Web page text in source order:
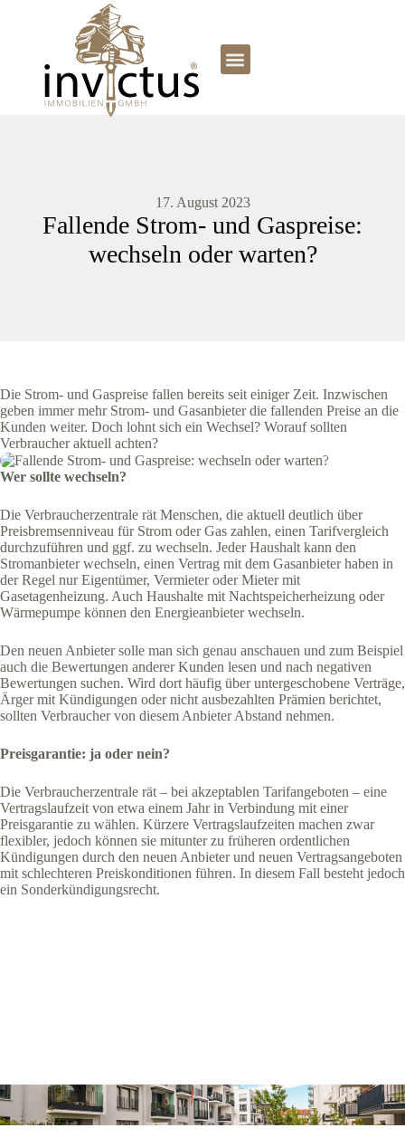
17. August 2023
Fallende Strom- und Gaspreise:
wechseln oder warten?
Die Strom- und Gaspreise fallen bereits seit einiger Zeit. Inzwischen
geben immer mehr Strom- und Gasanbieter die fallenden Preise an die
Kunden weiter. Doch lohnt sich ein Wechsel? Worauf sollten
Verbraucher aktuell achten?
Wer sollte wechseln?
Die Verbraucherzentrale rät Menschen, die aktuell deutlich über
Preisbremsenniveau für Strom oder Gas zahlen, einen Tarifvergleich
durchzuführen und ggf. zu wechseln. Jeder Haushalt kann den
Stromanbieter wechseln, einen Vertrag mit dem Gasanbieter haben in
der Regel nur Eigentümer, Vermieter oder Mieter mit
Gasetagenheizung. Auch Haushalte mit Nachtspeicherheizung oder
Wärmepumpe können den Energieanbieter wechseln.
Den neuen Anbieter solle man sich genau anschauen und zum Beispiel
auch die Bewertungen anderer Kunden lesen und nach negativen
Bewertungen suchen. Wird dort häufig über untergeschobene Verträge,
Ärger mit Kündigungen oder nicht ausbezahlten Prämien berichtet,
sollten Verbraucher von diesem Anbieter Abstand nehmen.
Preisgarantie: ja oder nein?
Die Verbraucherzentrale rät – bei akzeptablen Tarifangeboten – eine
Vertragslaufzeit von etwa einem Jahr in Verbindung mit einer
Preisgarantie zu wählen. Kürzere Vertragslaufzeiten machen zwar
flexibler, jedoch können sie mitunter zu früheren ordentlichen
Kündigungen durch den neuen Anbieter und neuen Vertragsangeboten
mit schlechteren Preiskonditionen führen. In diesem Fall besteht jedoch
ein Sonderkündigungsrecht.